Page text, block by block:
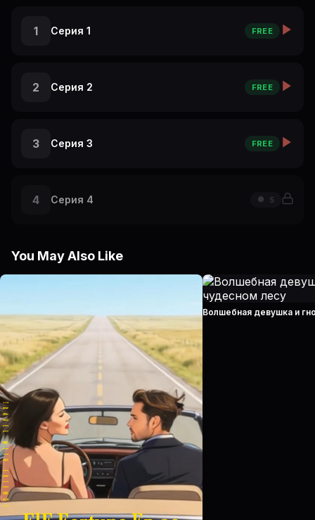
1 Серия 1 FREE
2 Серия 2 FREE
3 Серия 3 FREE
4 Серия 4 5
You May Also Like
Волшебная девушка и